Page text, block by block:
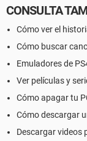
CONSULTA
Cómo ver el
Cómo buscar
Emuladores de
Ver películas y
Cómo apagar tu
Cómo descargar
Descargar videos